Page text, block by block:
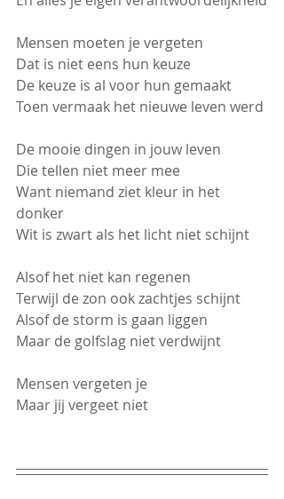
Mensen moeten je vergeten
Dat is niet eens hun keuze
De keuze is al voor hun gemaakt
Toen vermaak het nieuwe leven werd
De mooie dingen in jouw leven
Die tellen niet meer mee
Want niemand ziet kleur in het
donker
Wit is zwart als het licht niet schijnt
Alsof het niet kan regenen
Terwijl de zon ook zachtjes schijnt
Alsof de storm is gaan liggen
Maar de golfslag niet verdwijnt
Mensen vergeten je
Maar jij vergeet niet